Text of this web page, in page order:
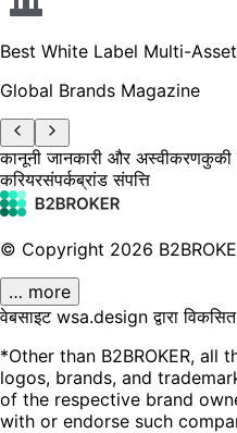
Best White Label Multi-
Global Brands Magazine
कानूनी जानकारी और अस्वीकरणकुकी
करियरसंपर्कब्रांड संपत्ति
© Copyright 2026
… more
वेबसाइट wsa.design द्वारा विकसित
*Other than B2BROKER, all
logos, brands, and
of the respective brand
with or endorse such